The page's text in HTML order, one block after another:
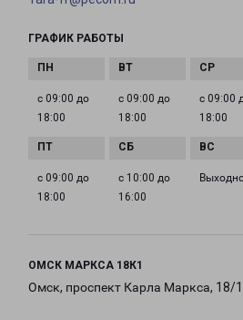
ГРАФИК РАБОТЫ
с 09:00 до
18:00
с 09:00 до
18:00
с 09:00
18:00
с 09:00 до
18:00
с 10:00 до
16:00
ОМСК МАРКСА 18К1
Омск, проспект Карла Маркса, 18/